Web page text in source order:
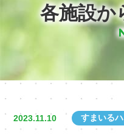
各施設か
2023.11.10 すまいる